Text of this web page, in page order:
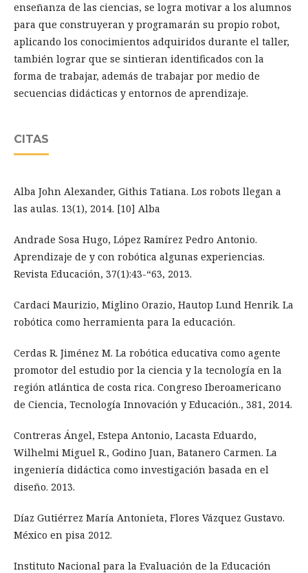
enseñanza de las ciencias, se logra motivar a los alumnos
para que construyeran y programarán su propio robot,
aplicando los conocimientos adquiridos durante el taller,
también lograr que se sintieran identificados con la
forma de trabajar, además de trabajar por medio de
secuencias didácticas y entornos de aprendizaje.
CITAS
Alba John Alexander, Githis Tatiana. Los robots llegan a
las aulas. 13(1), 2014. [10] Alba
Andrade Sosa Hugo, López Ramírez Pedro Antonio.
Aprendizaje de y con robótica algunas experiencias.
Revista Educación, 37(1):43-“63, 2013.
Cardaci Maurizio, Miglino Orazio, Hautop Lund Henrik. La
robótica como herramienta para la educación.
Cerdas R. Jiménez M. La robótica educativa como agente
promotor del estudio por la ciencia y la tecnología en la
región atlántica de costa rica. Congreso Iberoamericano
de Ciencia, Tecnología Innovación y Educación., 381, 2014.
Contreras Ángel, Estepa Antonio, Lacasta Eduardo,
Wilhelmi Miguel R., Godino Juan, Batanero Carmen. La
ingeniería didáctica como investigación basada en el
diseño. 2013.
Díaz Gutiérrez María Antonieta, Flores Vázquez Gustavo.
México en pisa 2012.
Instituto Nacional para la Evaluación de la Educación